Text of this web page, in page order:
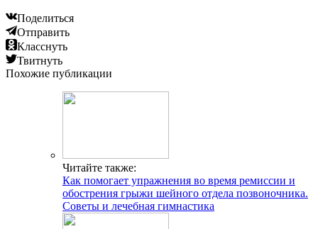
Поделиться
Отправить
Класснуть
Твитнуть
Похожие публикации
Читайте также:
Как помогает упражнения во время ремиссии и
обострения грыжи шейного отдела позвоночника.
Советы и лечебная гимнастика